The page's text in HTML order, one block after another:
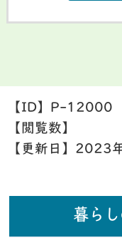
【ID】 P-12000
【閲覧数】
【更新日】 2023
暮ら